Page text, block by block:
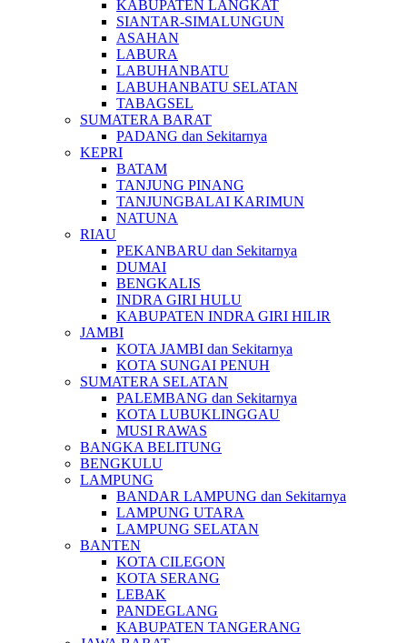
KABUPATEN LANGKAT
SIANTAR-SIMALUNGUN
ASAHAN
LABURA
LABUHANBATU
LABUHANBATU SELATAN
TABAGSEL
SUMATERA BARAT
PADANG dan Sekitarnya
KEPRI
BATAM
TANJUNG PINANG
TANJUNGBALAI KARIMUN
NATUNA
RIAU
PEKANBARU dan Sekitarnya
DUMAI
BENGKALIS
INDRA GIRI HULU
KABUPATEN INDRA GIRI HILIR
JAMBI
KOTA JAMBI dan Sekitarnya
KOTA SUNGAI PENUH
SUMATERA SELATAN
PALEMBANG dan Sekitarnya
KOTA LUBUKLINGGAU
MUSI RAWAS
BANGKA BELITUNG
BENGKULU
LAMPUNG
BANDAR LAMPUNG dan Sekitarnya
LAMPUNG UTARA
LAMPUNG SELATAN
BANTEN
KOTA CILEGON
KOTA SERANG
LEBAK
PANDEGLANG
KABUPATEN TANGERANG